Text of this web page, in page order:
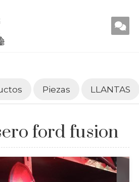
Piezas LLANTAS
ford fusion